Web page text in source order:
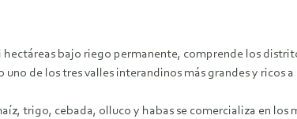
hectáreas bajo riego permanente, comprende los
de los tres valles interandinos más grandes y ricos
trigo, cebada, olluco y habas se comercializa en